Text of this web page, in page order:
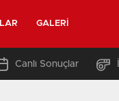
GALERI
Canlı Sonuçlar